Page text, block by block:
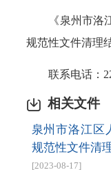
《泉州市洛江
规范性文件清理
联系电话：
相关文件
泉州市洛江区
规范性文件清
[2023-08-17]